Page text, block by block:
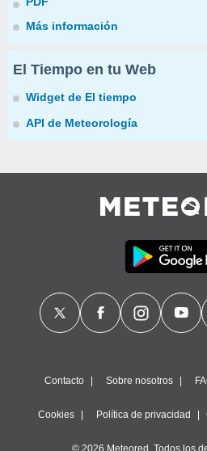
Más información
El Tiempo en tu Web
Widget de El tiempo
API de Meteorología
Contacto Sobre nosotros
Cookies Política de privacidad
© 2026 Meteored. Todos los